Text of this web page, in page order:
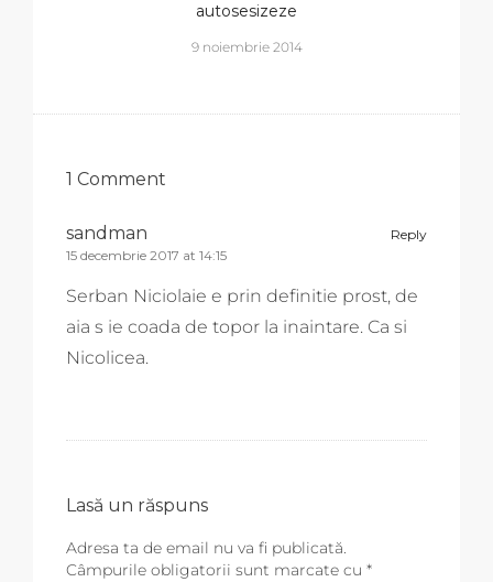
autosesizeze
9 noiembrie 2014
1 Comment
Reply
sandman
15 decembrie 2017 at 14:15
Serban Niciolaie e prin definitie prost, de
aia s ie coada de topor la inaintare. Ca si
Nicolicea.
Lasă un răspuns
Adresa ta de email nu va fi publicată.
Câmpurile obligatorii sunt marcate cu *